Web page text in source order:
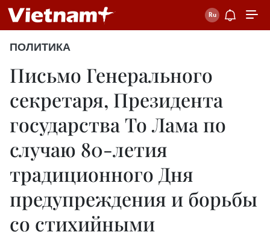
ПОЛИТИКА
Письмо Генерального
секретаря, Президента
государства То Лама по
случаю 80-летия
традиционного Дня
предупреждения и борьбы
со стихийными